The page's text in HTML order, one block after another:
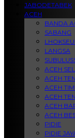
JABODETABEK
ACEH
BANDA
SABANG
LANGSA
ACEH
ACEH
ACEH
ACEH
ACEH
ACEH
PIDIE
PIDIE